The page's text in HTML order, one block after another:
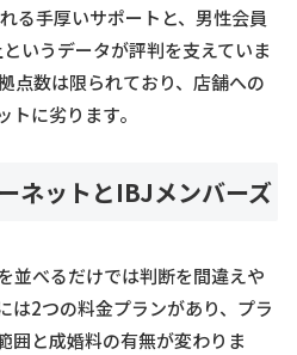
る手厚いサポートと、男性会員
いうデータが評判を支えていま
点数は限られており、店舗への
に劣ります。
ネットとIBJメンバーズ
並べるだけでは判断を間違えや
は2つの料金プランがあり、プラ
囲と成婚料の有無が変わりま